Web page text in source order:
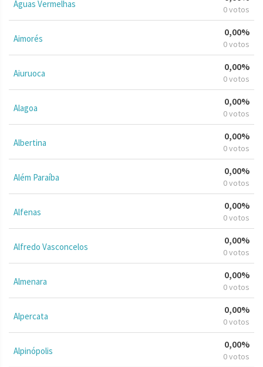
Águas Vermelhas 0 votos
Aimorés
0,00%
0 votos
Aiuruoca
0,00%
0 votos
Alagoa
0,00%
0 votos
Albertina
0,00%
0 votos
Além Paraíba
0,00%
0 votos
Alfenas
0,00%
0 votos
Alfredo Vasconcelos
0,00%
0 votos
Almenara
0,00%
0 votos
Alpercata
0,00%
0 votos
Alpinópolis
0,00%
0 votos